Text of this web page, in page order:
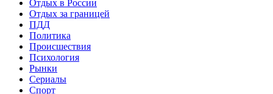
Отдых в России
Отдых за границей
ПДД
Политика
Происшествия
Психология
Рынки
Сериалы
Спорт